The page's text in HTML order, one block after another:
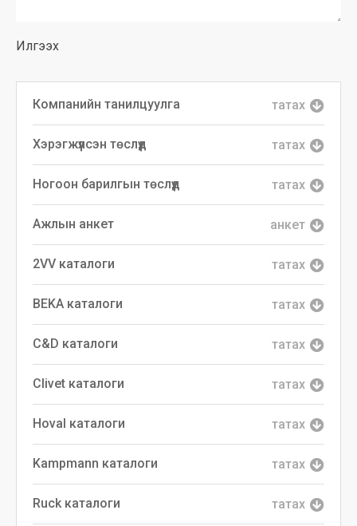
Компанийн танилцуулга татах
Хэрэгжүүлсэн төслүүд татах
Ногоон барилгын төслүүд татах
Ажлын анкет анкет
2VV каталоги татах
BEKA каталоги татах
C&D каталоги татах
Clivet каталоги татах
Hoval каталоги татах
Kampmann каталоги татах
Ruck каталоги татах